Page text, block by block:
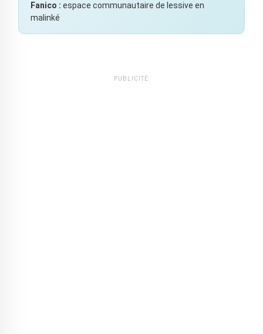
Fanico : espace communautaire de lessive en
malinké
PUBLICITÉ